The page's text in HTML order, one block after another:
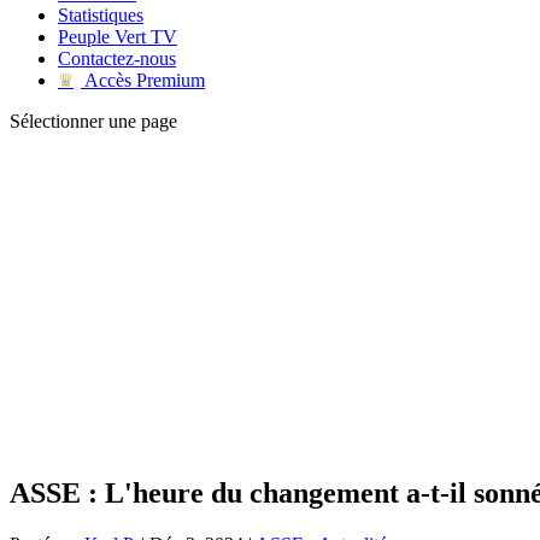
Statistiques
Peuple Vert TV
Contactez-nous
♛
Accès Premium
Sélectionner une page
ASSE : L'heure du changement a-t-il